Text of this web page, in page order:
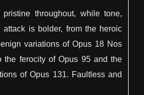
throughout, while tone,
attack is bolder, from the heroic
variations of Opus 18 Nos
the ferocity of Opus 95 and the
of Opus 131. Faultless and